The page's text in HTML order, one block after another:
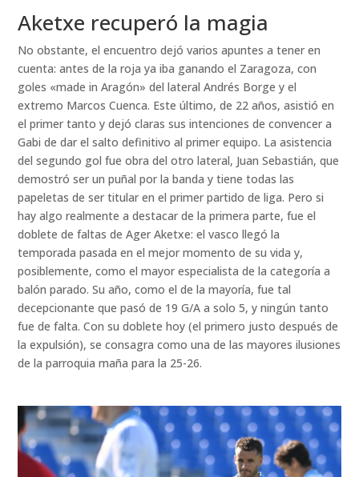
Aketxe recuperó la magia
No obstante, el encuentro dejó varios apuntes a tener en
cuenta: antes de la roja ya iba ganando el Zaragoza, con
goles «made in Aragón» del lateral Andrés Borge y el
extremo Marcos Cuenca. Este último, de 22 años, asistió en
el primer tanto y dejó claras sus intenciones de convencer a
Gabi de dar el salto definitivo al primer equipo. La asistencia
del segundo gol fue obra del otro lateral, Juan Sebastián, que
demostró ser un puñal por la banda y tiene todas las
papeletas de ser titular en el primer partido de liga. Pero si
hay algo realmente a destacar de la primera parte, fue el
doblete de faltas de Ager Aketxe: el vasco llegó la
temporada pasada en el mejor momento de su vida y,
posiblemente, como el mayor especialista de la categoría a
balón parado. Su año, como el de la mayoría, fue tal
decepcionante que pasó de 19 G/A a solo 5, y ningún tanto
fue de falta. Con su doblete hoy (el primero justo después de
la expulsión), se consagra como una de las mayores ilusiones
de la parroquia maña para la 25-26.